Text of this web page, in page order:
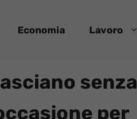
Economia Lavoro
senza
per